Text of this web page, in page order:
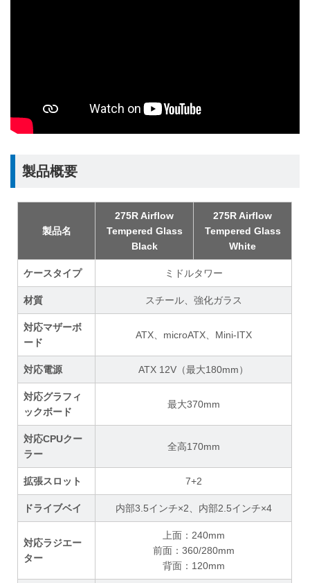
製品概要
製品名
275R Airflow
Tempered Glass
Black
275R Airflow
Tempered Glass
White
ケースタイプ ミドルタワー
材質 スチール、強化ガラス
対応マザーボ
ード
ATX、microATX、Mini-ITX
対応電源 ATX 12V（最大180mm）
対応グラフィ
ックボード
最大370mm
対応CPUクー
ラー
全高170mm
拡張スロット 7+2
ドライブベイ 内部3.5インチ×2、内部2.5インチ×4
対応ラジエー
ター
上面：240mm
前面：360/280mm
背面：120mm